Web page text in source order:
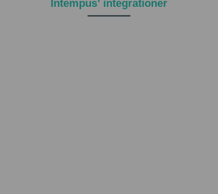
Intempus’ integrationer